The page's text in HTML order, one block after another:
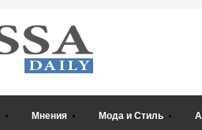
Мнения Мода и Стиль